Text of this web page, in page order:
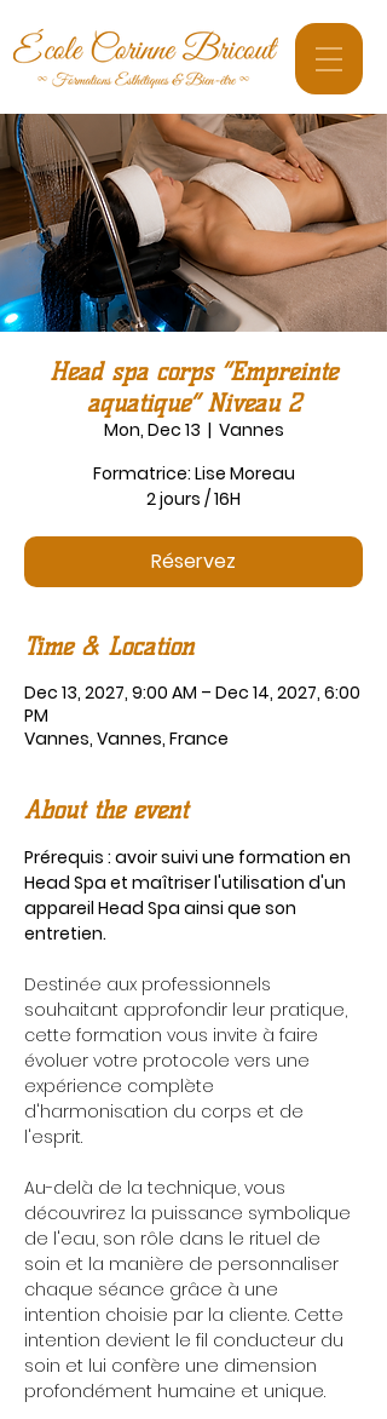
Head spa corps “Empreinte
aquatique” Niveau 2
Mon, Dec 13
  |
Vannes
Formatrice: Lise Moreau
2 jours / 16H
Réservez
Time & Location
Dec 13, 2027, 9:00 AM – Dec 14, 2027, 6:00
PM
Vannes, Vannes, France
About the event
Prérequis : avoir suivi une formation en
Head Spa et maîtriser l'utilisation d'un
appareil Head Spa ainsi que son
entretien.
Destinée aux professionnels
souhaitant approfondir leur pratique,
cette formation vous invite à faire
évoluer votre protocole vers une
expérience complète
d'harmonisation du corps et de
l'esprit.
Au-delà de la technique, vous
découvrirez la puissance symbolique
de l'eau, son rôle dans le rituel de
soin et la manière de personnaliser
chaque séance grâce à une
intention choisie par la cliente. Cette
intention devient le fil conducteur du
soin et lui confère une dimension
profondément humaine et unique.